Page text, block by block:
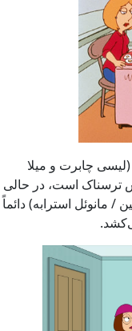
چابرت و میلا
است، در حالی
استرابه) دائماً